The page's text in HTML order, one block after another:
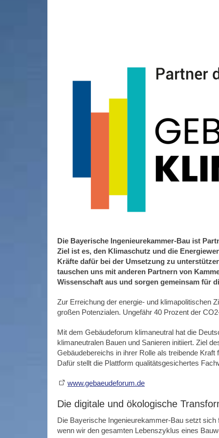
Die Bayerische Ingenieurekammer-Bau ist
Ziel ist es, den Klimaschutz und die
Kräfte dafür bei der Umsetzung zu
tauschen uns mit anderen Partnern von
Wissenschaft aus und sorgen gemeinsam für
Zur Erreichung der energie- und klimapolitischen
großen Potenzialen. Ungefähr 40 Prozent der
Mit dem Gebäudeforum klimaneutral hat die
klimaneutralen Bauen und Sanieren initiiert. Ziel
Gebäudebereichs in ihrer Rolle als treibende
Dafür stellt die Plattform qualitätsgesichertes
www.gebaeudeforum.de
Die digitale und ökologische
Die Bayerische Ingenieurekammer-Bau setzt
wenn wir den gesamten Lebenszyklus eines